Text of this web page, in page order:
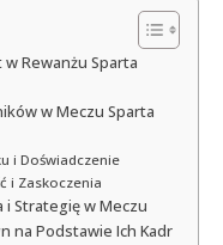
Rewanżu Sparta
w Meczu Sparta
i Doświadczenie
i Zaskoczenia
i Strategię w Meczu
na Podstawie Ich Kadr